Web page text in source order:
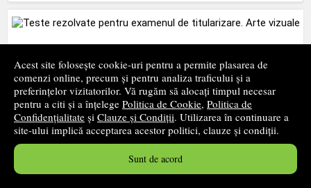
Acest site folosește cookie-uri pentru a permite plasarea de
comenzi online, precum și pentru analiza traficului și a
preferințelor vizitatorilor. Vă rugăm să alocați timpul necesar
pentru a citi și a înțelege Politica de Cookie, Politica de
Confidențialitate și Clauze și Condiții. Utilizarea în continuare a
site-ului implică acceptarea acestor politici, clauze și condiții.
Sunt de acord
vizuale
RENTROP SI STRATON
68,25lei
PRP:72,15 lei
Timp confirmare stoc: 1 - 2 zile lucratoare